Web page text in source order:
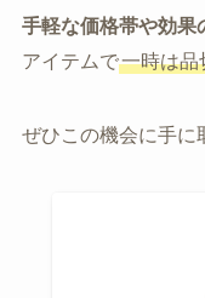
手軽な価格帯や効果
アイテムで一時は品
ぜひこの機会に手に